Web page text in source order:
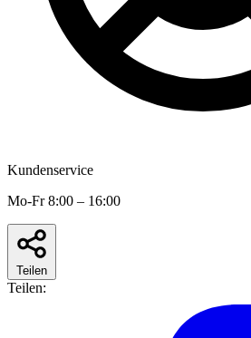
Kundenservice
Mo-Fr 8:00 – 16:00
Teilen
Teilen: